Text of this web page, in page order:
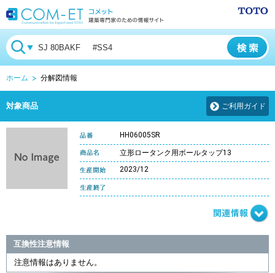
ホーム 分解図情報
対象商品 ご利用ガイド
HH06005SR
立形ロータンク用ボールタップ13
2023/12
互換性注意情報
注意情報はありません。